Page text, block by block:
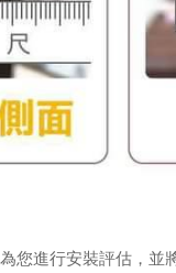
您進行安裝評估，並